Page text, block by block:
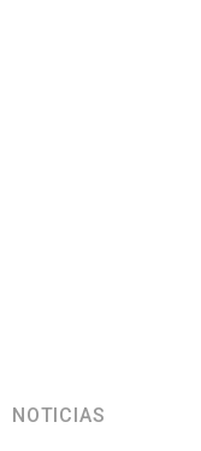
NOTICIAS